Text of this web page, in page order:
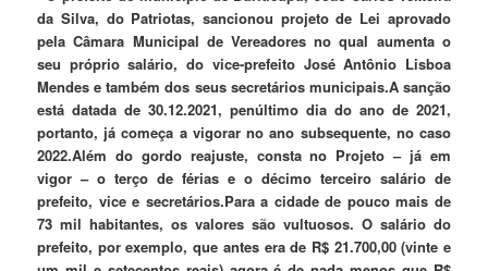
da Silva, do Patriotas, sancionou projeto de Lei aprovado
pela Câmara Municipal de Vereadores no qual aumenta o
seu próprio salário, do vice-prefeito José Antônio Lisboa
Mendes e também dos seus secretários municipais.A sanção
está datada de 30.12.2021, penúltimo dia do ano de 2021,
portanto, já começa a vigorar no ano subsequente, no caso
2022.Além do gordo reajuste, consta no Projeto – já em
vigor – o terço de férias e o décimo terceiro salário de
prefeito, vice e secretários.Para a cidade de pouco mais de
73 mil habitantes, os valores são vultuosos. O salário do
prefeito, por exemplo, que antes era de R$ 21.700,00 (vinte e